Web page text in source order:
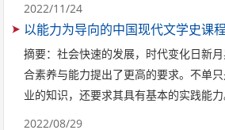
2022/11/24
以能力为导向的中国现代文学史课
摘要：社会快速的发展，时代变化日新
合素养与能力提出了更高的要求。不单
业的知识，还要求其具有基本的实践能
2022/08/29